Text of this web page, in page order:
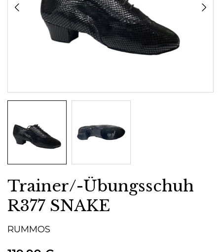
Trainer/-Übungsschuh
R377 SNAKE
RUMMOS